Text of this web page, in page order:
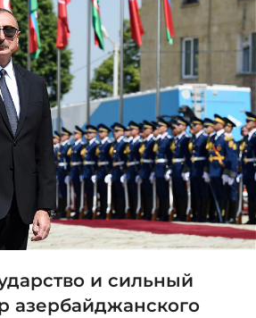
и сильный
азербайджанского